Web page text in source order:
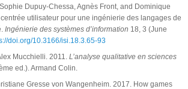
Dupuy-Chessa, Agnès Front, and Dominique
utilisateur pour une ingénierie des langages de
Ingénierie des systèmes d’information 18, 3 (June
doi.org/10.3166/isi.18.3.65-93
Mucchielli. 2011. L’analyse qualitative en sciences
ed.). Armand Colin.
Gresse von Wangenheim. 2017. How games